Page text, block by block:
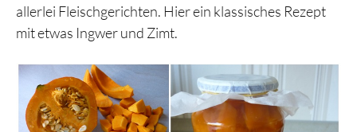
allerlei Fleischgerichten. Hier ein klassisches Rezept
mit etwas Ingwer und Zimt.